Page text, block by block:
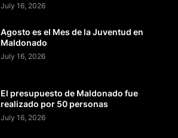
July 16, 2026
Agosto es el Mes de la Juventud en
Maldonado
July 16, 2026
El presupuesto de Maldonado fue
realizado por 50 personas
July 16, 2026